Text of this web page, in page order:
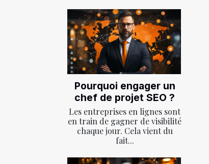
Pourquoi engager un
chef de projet SEO ?
Les entreprises en lignes sont
en train de gagner de visibilité
chaque jour. Cela vient du
fait...